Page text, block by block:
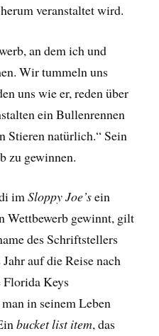
herum veranstaltet wird.
an dem ich und
Wir tummeln uns
uns wie er, reden über
ein Bullenrennen
Stieren natürlich.“ Sein
zu gewinnen.
imSloppy Joe’sein
Wettbewerb gewinnt, gilt
des Schriftstellers
auf die Reise nach
Keys
in seinem Leben
bucket list item, das